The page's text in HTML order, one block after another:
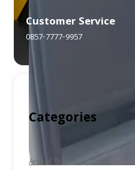
Customer Service
0857-7777-9957
Categories
Artikel Travel